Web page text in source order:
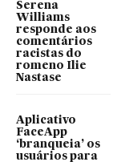
Serena
Williams
responde aos
comentários
racistas do
romeno Ilie
Nastase
Aplicativo
FaceApp
‘branqueia’ os
usuários para